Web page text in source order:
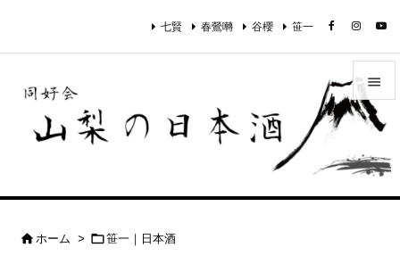



七賢 春鶯囀 谷櫻 笹一
 ホーム > 笹一｜日本酒